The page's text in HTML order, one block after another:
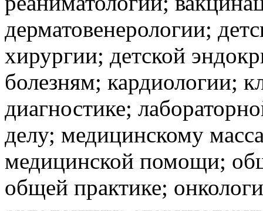
дерматовенерологии;
хирургии; детской
болезням; кардиологии;
диагностике;
делу; медицинскому
медицинской помощи;
общей практике;